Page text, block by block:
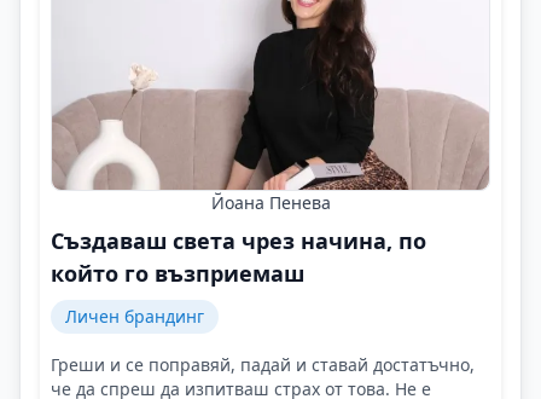
Йоана Пенева
Създаваш света чрез начина, по
който го възприемаш
Личен брандинг
Греши и се поправяй, падай и ставай достатъчно,
че да спреш да изпитваш страх от това. Не е